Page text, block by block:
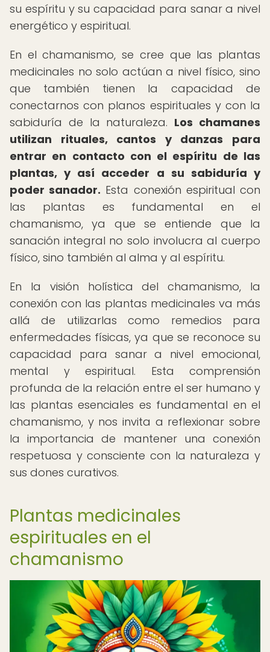
su espíritu y su capacidad para sanar a nivel
energético y espiritual.
En el chamanismo, se cree que las plantas
medicinales no solo actúan a nivel físico, sino
que también tienen la capacidad de
conectarnos con planos espirituales y con la
sabiduría de la naturaleza. Los chamanes
utilizan rituales, cantos y danzas para
entrar en contacto con el espíritu de las
plantas, y así acceder a su sabiduría y
poder sanador. Esta conexión espiritual con
las plantas es fundamental en el
chamanismo, ya que se entiende que la
sanación integral no solo involucra al cuerpo
físico, sino también al alma y al espíritu.
En la visión holística del chamanismo, la
conexión con las plantas medicinales va más
allá de utilizarlas como remedios para
enfermedades físicas, ya que se reconoce su
capacidad para sanar a nivel emocional,
mental y espiritual. Esta comprensión
profunda de la relación entre el ser humano y
las plantas esenciales es fundamental en el
chamanismo, y nos invita a reflexionar sobre
la importancia de mantener una conexión
respetuosa y consciente con la naturaleza y
sus dones curativos.
Plantas medicinales
espirituales en el
chamanismo